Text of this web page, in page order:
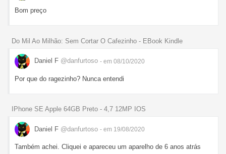
Bom preço
Do Mil Ao Milhão: Sem Cortar O Cafezinho - EBook Kindle
Daniel F @danfurtoso - em 08/10/2020
Por que do ragezinho? Nunca entendi
IPhone SE Apple 64GB Preto - 4,7 12MP IOS
Daniel F @danfurtoso - em 19/08/2020
Também achei. Cliquei e apareceu um aparelho de 6 anos atrás